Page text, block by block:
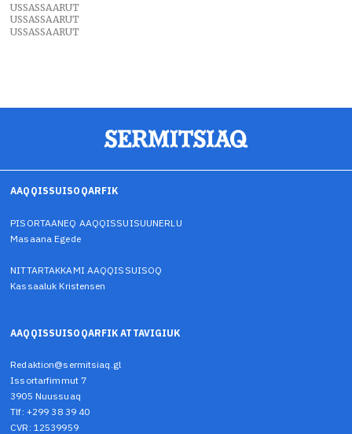
USSASSAARUT
USSASSAARUT
USSASSAARUT
AAQQISSUISOQARFIK
PISORTAANEQ AAQQISSUISUUNERLU
Masaana Egede
NITTARTAKKAMI AAQQISSUISOQ
Kassaaluk Kristensen
AAQQISSUISOQARFIK ATTAVIGIUK
Redaktion@sermitsiaq.gl
Issortarfimmut 7
3905 Nuussuaq
Tlf: +299 38 39 40
CVR: 12539959